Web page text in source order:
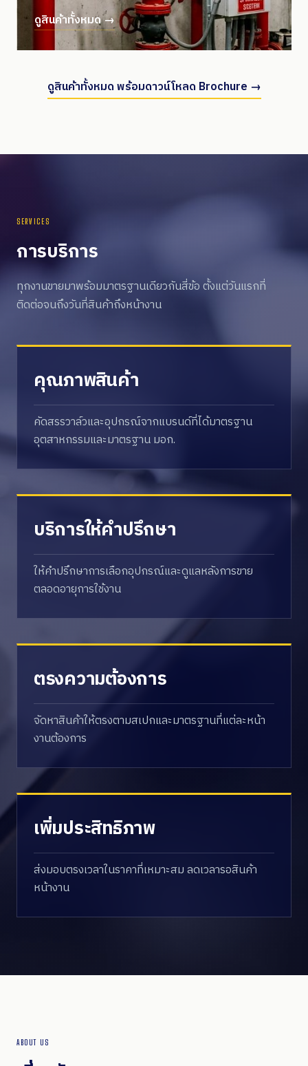
ดูสินค้าทั้งหมด →
ดูสินค้าทั้งหมด พร้อมดาวน์โหลด Brochure →
SERVICES
การบริการ
ทุกงานขายมาพร้อมมาตรฐานเดียวกันสี่ข้อ ตั้งแต่วันแรกที่
ติดต่อจนถึงวันที่สินค้าถึงหน้างาน
คุณภาพสินค้า
คัดสรรวาล์วและอุปกรณ์จากแบรนด์ที่ได้มาตรฐาน
อุตสาหกรรมและมาตรฐาน มอก.
บริการให้คำปรึกษา
ให้คำปรึกษาการเลือกอุปกรณ์และดูแลหลังการขาย
ตลอดอายุการใช้งาน
ตรงความต้องการ
จัดหาสินค้าให้ตรงตามสเปกและมาตรฐานที่แต่ละหน้า
งานต้องการ
เพิ่มประสิทธิภาพ
ส่งมอบตรงเวลาในราคาที่เหมาะสม ลดเวลารอสินค้า
หน้างาน
ABOUT US